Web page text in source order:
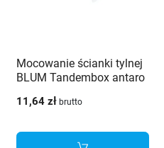
Mocowanie ścianki tylnej
BLUM Tandembox antaro
Z30D000SL
11,64 zł brutto